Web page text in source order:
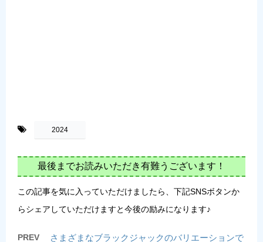
2024
最後までお読みいただき有難うございます！
この記事を気に入っていただけましたら、下記SNSボタンか
らシェアしていただけますと今後の励みになります♪
PREV
さまざまなブラックジャックのバリエーションで